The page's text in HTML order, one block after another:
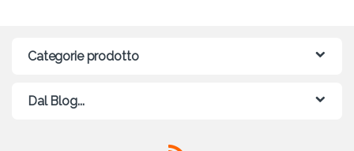
Categorie prodotto
Dal Blog...